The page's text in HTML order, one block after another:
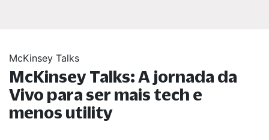
McKinsey Talks
McKinsey Talks: A jornada da
Vivo para ser mais tech e
menos utility